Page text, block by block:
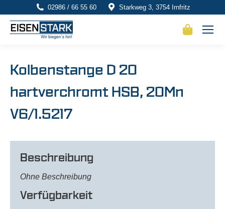
02986 / 66 55 60 Starkweg 3, 3754 Irnfritz
Kolbenstange D 20
hartverchromt HSB, 20Mn
V6/1.5217
Beschreibung
Ohne Beschreibung
Verfügbarkeit